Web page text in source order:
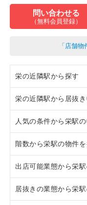
問い合わせる
（無料会員登録）
「店舗
栄の近隣駅から探す
新栄町
伏見
矢場町
久屋大通
栄の近隣駅から居抜
新栄町
伏見
矢場町
久屋大通
人気の条件から栄駅
居抜き
スケルトン
ロードサイド物件
階数から栄駅の物件
地下
1階
出店可能業態から栄
重飲食
居抜きの業態から栄